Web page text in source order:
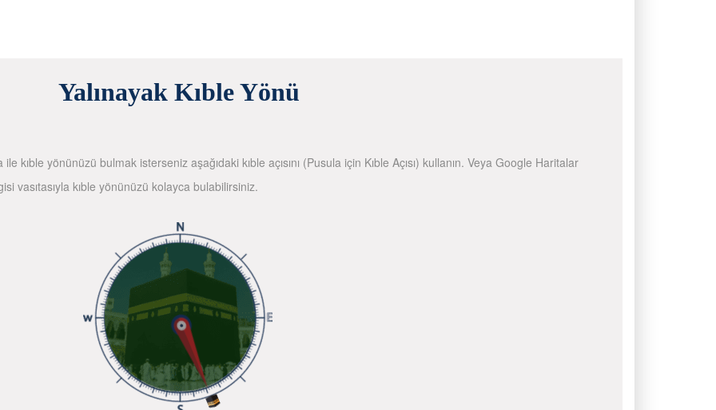
Yalınayak Kıble Yönü
kıble yönünüzü bulmak isterseniz aşağıdaki kıble açısını (Pusula için Kıble Açısı) kullanın. Veya Google Haritalar
vasıtasıyla kıble yönünüzü kolayca bulabilirsiniz.